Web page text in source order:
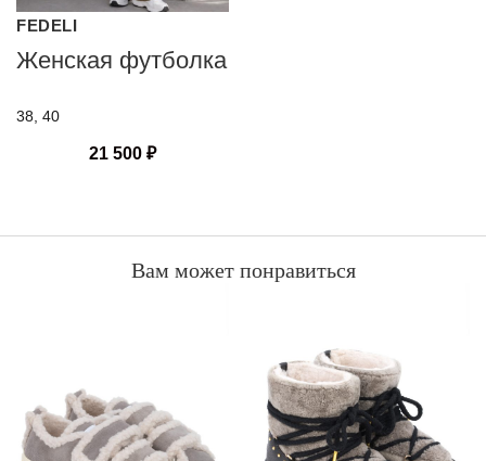
FEDELI
Женская футболка
38, 40
21 500 ₽
Вам может понравиться